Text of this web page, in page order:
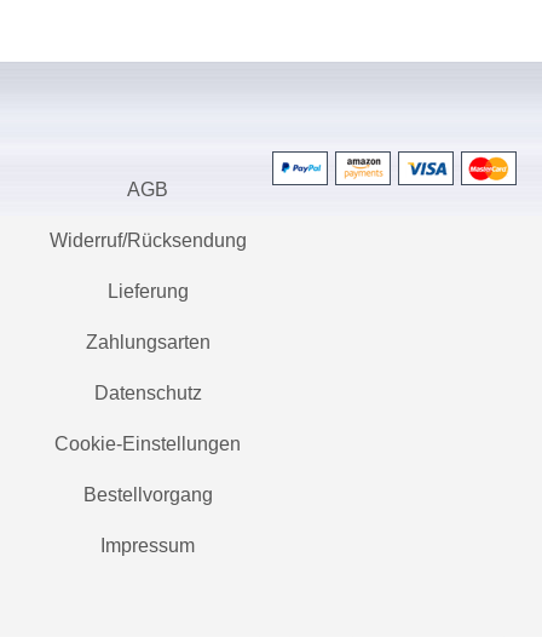
AGB
Widerruf/Rücksendung
Lieferung
Zahlungsarten
Datenschutz
Cookie-Einstellungen
Bestellvorgang
Impressum